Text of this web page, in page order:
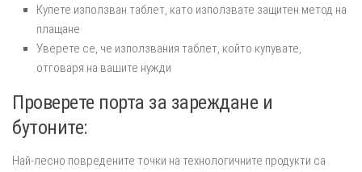
Купете използван таблет, като използвате защитен метод на
плащане
Уверете се, че използвания таблет, който купувате,
отговаря на вашите нужди
Проверете порта за зареждане и
бутоните:
Най-лесно повредените точки на технологичните продукти са